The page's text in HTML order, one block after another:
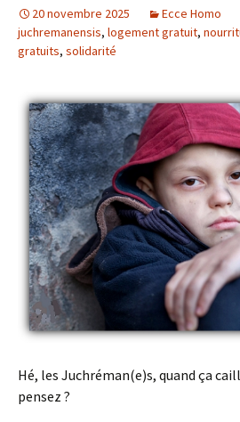
20 novembre 2025 Ecce Homo
juchremanensis, logement gratuit,
gratuits, solidarité
Hé, les Juchréman(e)s, quand ça
pensez ?